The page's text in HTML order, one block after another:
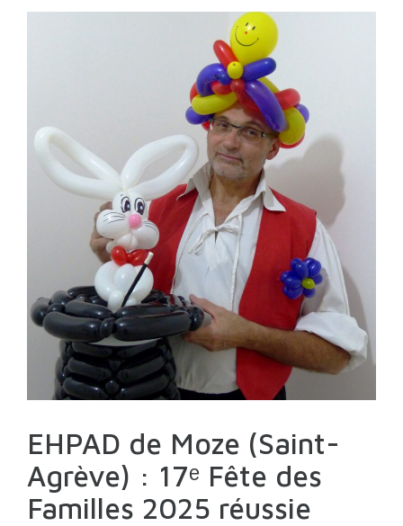
EHPAD de Moze (Saint-
Agrève) : 17ᵉ Fête des
Familles 2025 réussie